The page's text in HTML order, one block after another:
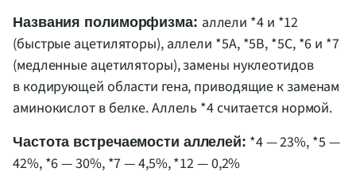
Названия полиморфизма: аллели *4 и *12
(быстрые ацетиляторы), аллели *5A, *5B, *5C, *6 и *7
(медленные ацетиляторы), замены нуклеотидов
в кодирующей области гена, приводящие к заменам
аминокислот в белке. Аллель *4 считается нормой.
Частота встречаемости аллелей: *4 — 23%, *5 —
42%, *6 — 30%, *7 — 4,5%, *12 — 0,2%